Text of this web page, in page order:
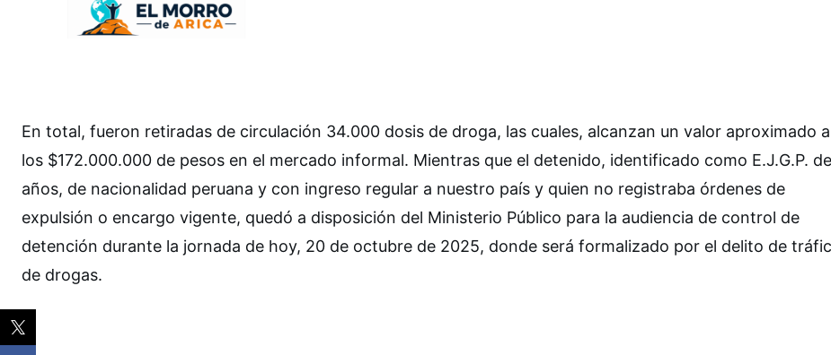
En total, fueron retiradas de circulación 34.000 dosis de droga, las cuales, alcanzan un valor aproximado a
los $172.000.000 de pesos en el mercado informal. Mientras que el detenido, identificado como E.J.G.P.
años, de nacionalidad peruana y con ingreso regular a nuestro país y quien no registraba órdenes de
expulsión o encargo vigente, quedó a disposición del Ministerio Público para la audiencia de control de
detención durante la jornada de hoy, 20 de octubre de 2025, donde será formalizado por el delito de
de drogas.